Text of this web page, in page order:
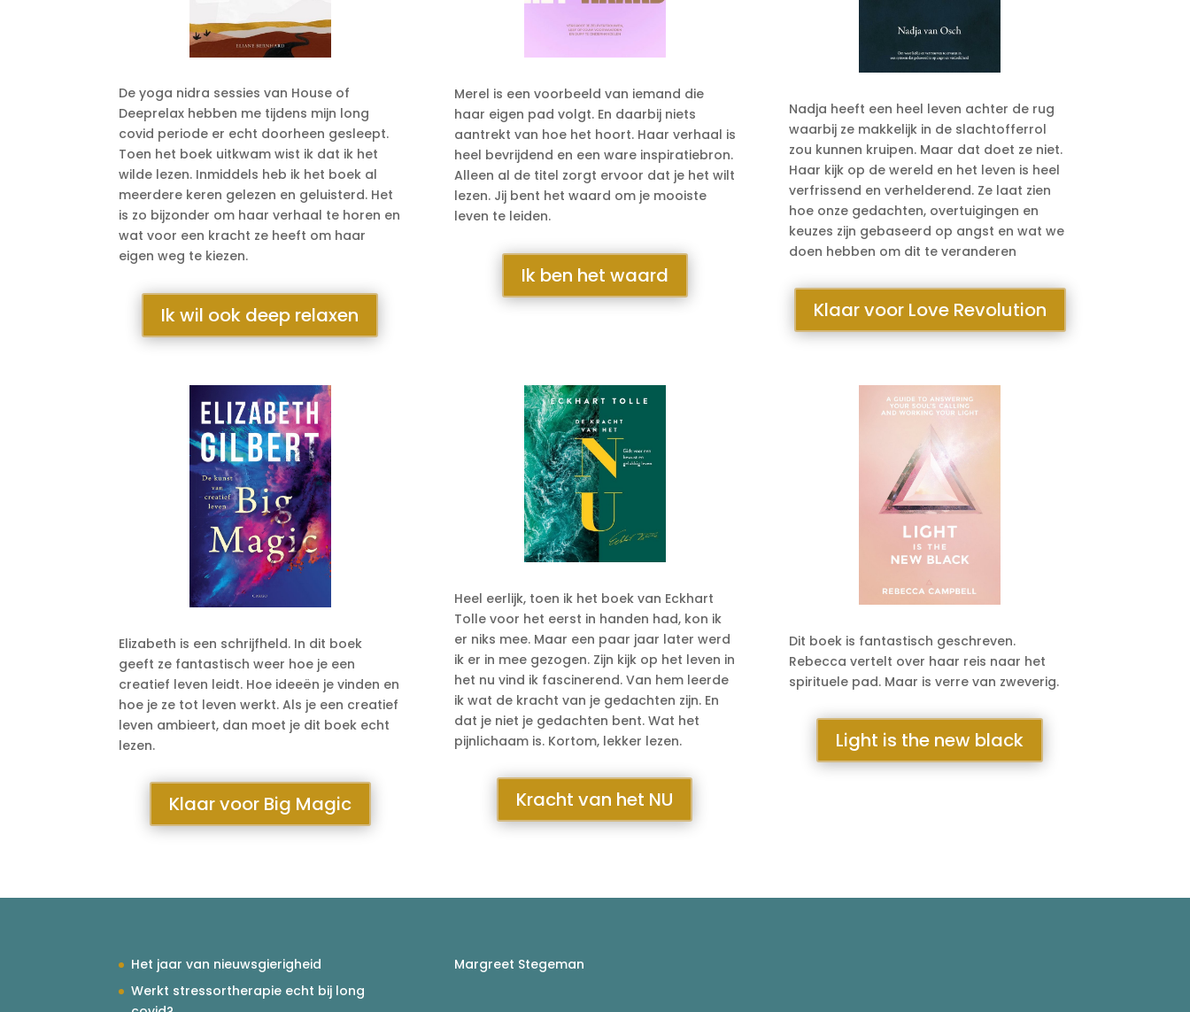
De yoga nidra sessies van House of
Deeprelax hebben me tijdens mijn long
covid periode er echt doorheen gesleept.
Toen het boek uitkwam wist ik dat ik het
wilde lezen. Inmiddels heb ik het boek al
meerdere keren gelezen en geluisterd. Het
is zo bijzonder om haar verhaal te horen en
wat voor een kracht ze heeft om haar
eigen weg te kiezen.
Ik wil ook deep relaxen
Merel is een voorbeeld van iemand die
haar eigen pad volgt. En daarbij niets
aantrekt van hoe het hoort. Haar verhaal is
heel bevrijdend en een ware inspiratiebron.
Alleen al de titel zorgt ervoor dat je het wilt
lezen. Jij bent het waard om je mooiste
leven te leiden.
Ik ben het waard
Nadja heeft een heel leven achter de rug
waarbij ze makkelijk in de slachtofferrol
zou kunnen kruipen. Maar dat doet ze niet.
Haar kijk op de wereld en het leven is heel
verfrissend en verhelderend. Ze laat zien
hoe onze gedachten, overtuigingen en
keuzes zijn gebaseerd op angst en wat we
doen hebben om dit te veranderen
Klaar voor Love Revolution
Elizabeth is een schrijfheld. In dit boek
geeft ze fantastisch weer hoe je een
creatief leven leidt. Hoe ideeën je vinden en
hoe je ze tot leven werkt. Als je een creatief
leven ambieert, dan moet je dit boek echt
lezen.
Klaar voor Big Magic
Heel eerlijk, toen ik het boek van Eckhart
Tolle voor het eerst in handen had, kon ik
er niks mee. Maar een paar jaar later werd
ik er in mee gezogen. Zijn kijk op het leven in
het nu vind ik fascinerend. Van hem leerde
ik wat de kracht van je gedachten zijn. En
dat je niet je gedachten bent. Wat het
pijnlichaam is. Kortom, lekker lezen.
Kracht van het NU
Dit boek is fantastisch geschreven.
Rebecca vertelt over haar reis naar het
spirituele pad. Maar is verre van zweverig.
Light is the new black
Het jaar van nieuwsgierigheid
Werkt stressortherapie echt bij long
Margreet Stegeman